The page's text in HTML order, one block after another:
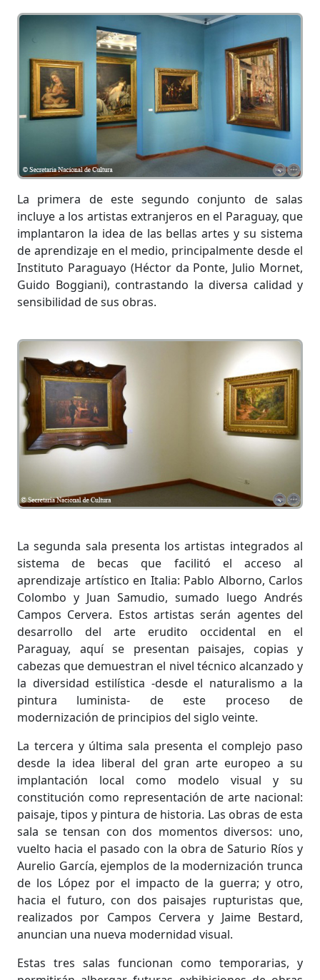
La primera de este segundo conjunto de salas
incluye a los artistas extranjeros en el Paraguay, que
implantaron la idea de las bellas artes y su sistema
de aprendizaje en el medio, principalmente desde el
Instituto Paraguayo (Héctor da Ponte, Julio Mornet,
Guido Boggiani), contrastando la diversa calidad y
sensibilidad de sus obras.
La segunda sala presenta los artistas integrados al
sistema de becas que facilitó el acceso al
aprendizaje artístico en Italia: Pablo Alborno, Carlos
Colombo y Juan Samudio, sumado luego Andrés
Campos Cervera. Estos artistas serán agentes del
desarrollo del arte erudito occidental en el
Paraguay, aquí se presentan paisajes, copias y
cabezas que demuestran el nivel técnico alcanzado y
la diversidad estilística -desde el naturalismo a la
pintura luminista- de este proceso de
modernización de principios del siglo veinte.
La tercera y última sala presenta el complejo paso
desde la idea liberal del gran arte europeo a su
implantación local como modelo visual y su
constitución como representación de arte nacional:
paisaje, tipos y pintura de historia. Las obras de esta
sala se tensan con dos momentos diversos: uno,
vuelto hacia el pasado con la obra de Saturio Ríos y
Aurelio García, ejemplos de la modernización trunca
de los López por el impacto de la guerra; y otro,
hacia el futuro, con dos paisajes rupturistas que,
realizados por Campos Cervera y Jaime Bestard,
anuncian una nueva modernidad visual.
Estas tres salas funcionan como temporarias, y